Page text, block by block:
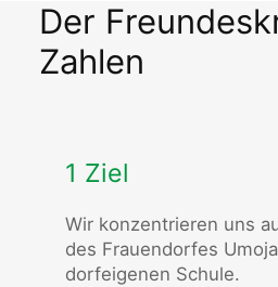
Der
Zahlen
1 Ziel
Wir konzentrieren uns
des Frauendorfes
dorfeigenen Schule.